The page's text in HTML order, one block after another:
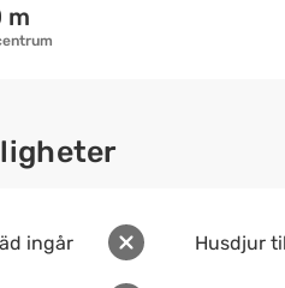
m
ingår Husdjur